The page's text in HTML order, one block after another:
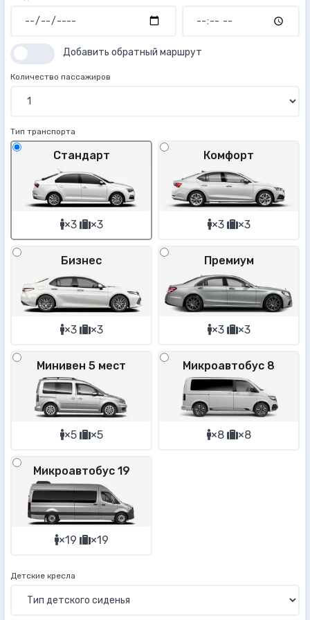
Добавить обратный маршрут
Количество пассажиров
Тип транспорта
Стандарт
×3 ×3
Комфорт
×3 ×3
Бизнес
×3 ×3
Премиум
×3 ×3
Минивен 5 мест
×5 ×5
Микроавтобус 8
×8 ×8
Микроавтобус 19
×19 ×19
Детские кресла